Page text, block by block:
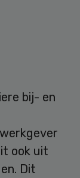
bij- en
ook uit
Dit